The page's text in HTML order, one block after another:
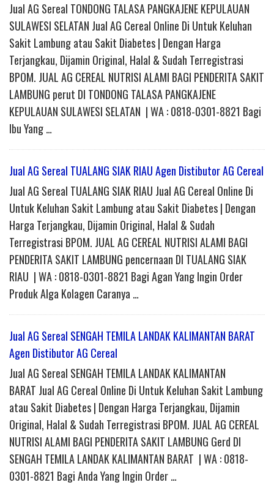
Jual AG Sereal TONDONG TALASA PANGKAJENE KEPULAUAN
SULAWESI SELATAN Jual AG Cereal Online Di Untuk Keluhan
Sakit Lambung atau Sakit Diabetes | Dengan Harga
Terjangkau, Dijamin Original, Halal & Sudah Terregistrasi
BPOM. JUAL AG CEREAL NUTRISI ALAMI BAGI PENDERITA SAKIT
LAMBUNG perut DI TONDONG TALASA PANGKAJENE
KEPULAUAN SULAWESI SELATAN | WA : 0818-0301-8821 Bagi
Ibu Yang …
Jual AG Sereal TUALANG SIAK RIAU Agen Distibutor AG Cereal
Jual AG Sereal TUALANG SIAK RIAU Jual AG Cereal Online Di
Untuk Keluhan Sakit Lambung atau Sakit Diabetes | Dengan
Harga Terjangkau, Dijamin Original, Halal & Sudah
Terregistrasi BPOM. JUAL AG CEREAL NUTRISI ALAMI BAGI
PENDERITA SAKIT LAMBUNG pencernaan DI TUALANG SIAK
RIAU | WA : 0818-0301-8821 Bagi Agan Yang Ingin Order
Produk Alga Kolagen Caranya …
Jual AG Sereal SENGAH TEMILA LANDAK KALIMANTAN BARAT
Agen Distibutor AG Cereal
Jual AG Sereal SENGAH TEMILA LANDAK KALIMANTAN
BARAT Jual AG Cereal Online Di Untuk Keluhan Sakit Lambung
atau Sakit Diabetes | Dengan Harga Terjangkau, Dijamin
Original, Halal & Sudah Terregistrasi BPOM. JUAL AG CEREAL
NUTRISI ALAMI BAGI PENDERITA SAKIT LAMBUNG Gerd DI
SENGAH TEMILA LANDAK KALIMANTAN BARAT | WA : 0818-
0301-8821 Bagi Anda Yang Ingin Order …